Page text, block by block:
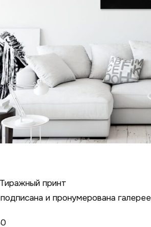
принт
и пронумерована